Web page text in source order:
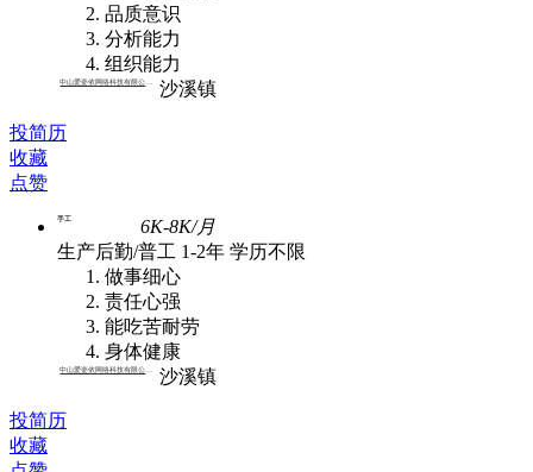
品质意识
分析能力
组织能力
沙溪镇
投简历
收藏
点赞
手工
6K-8K/月
生产后勤/普工 1-2年 学历不限
做事细心
责任心强
能吃苦耐劳
身体健康
沙溪镇
投简历
收藏